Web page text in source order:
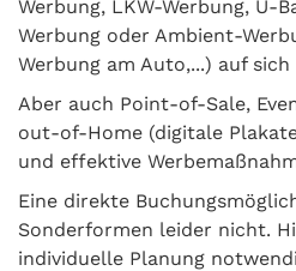
Werbung, LKW-Werbung, U-
Werbung oder Ambient-
Werbung am Auto,...) auf
Aber auch Point-of-Sale,
out-of-Home (digitale
und effektive
Eine direkte
Sonderformen leider nicht.
individuelle Planung